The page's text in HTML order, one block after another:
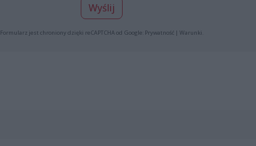
Wyślij
Formularz jest chroniony dzięki reCAPTCHA od Google: Prywatność| Warunki